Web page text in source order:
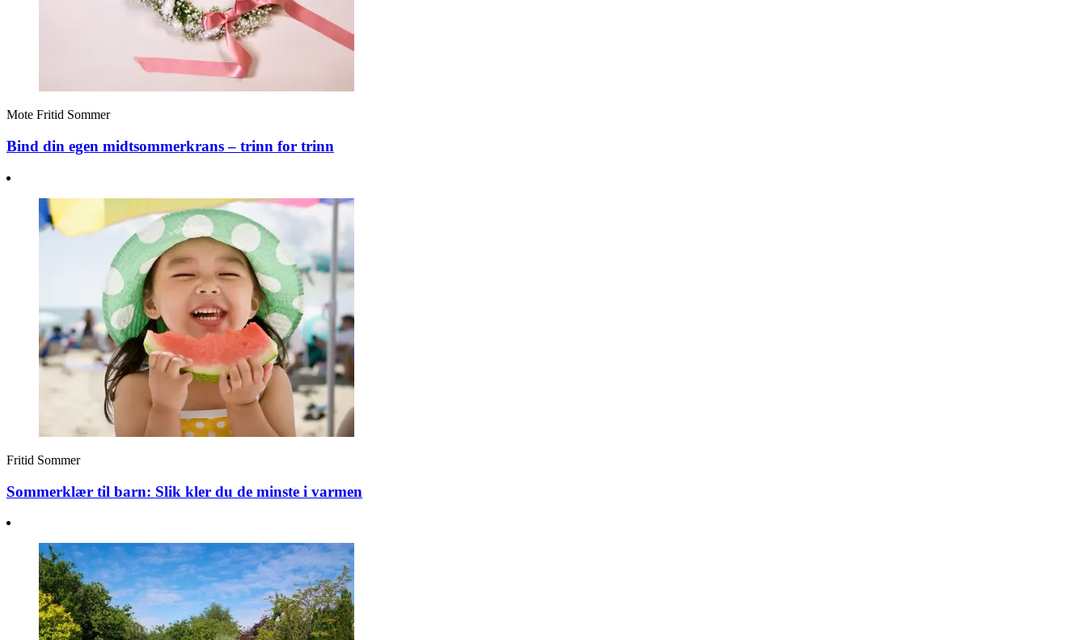
Mote Fritid Sommer
Bind din egen midtsommerkrans – trinn for trinn
Fritid Sommer
Sommerklær til barn: Slik kler du de minste i varmen